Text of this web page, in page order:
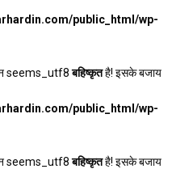
public_html/wp-
seems_utf8बहिष्कृतहै! इसके बजाय
public_html/wp-
seems_utf8बहिष्कृतहै! इसके बजाय